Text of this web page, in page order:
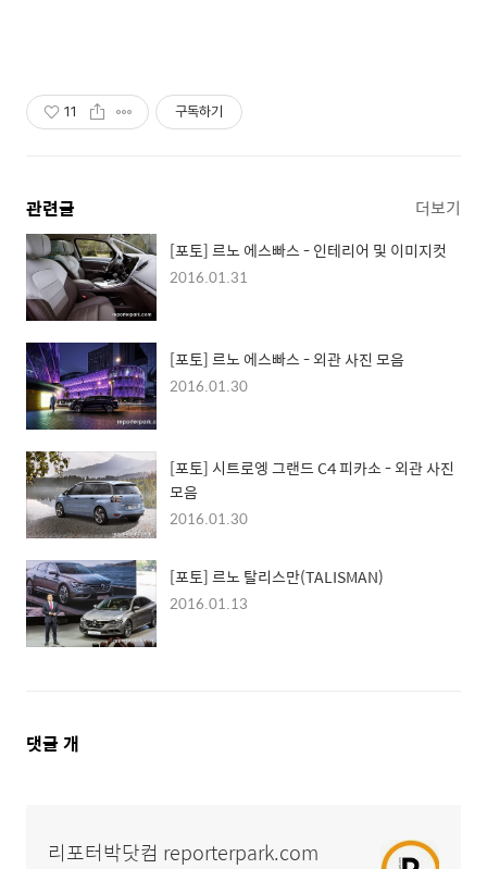
11 구독하기
관련글 더보기
[포토] 르노 에스빠스 - 인테리어 및 이미지컷
2016.01.31
[포토] 르노 에스빠스 - 외관 사진 모음
2016.01.30
[포토] 시트로엥 그랜드 C4 피카소 - 외관 사진
모음
2016.01.30
[포토] 르노 탈리스만(TALISMAN)
2016.01.13
댓
댓글 개
리포터박닷컴 reporterpark.com